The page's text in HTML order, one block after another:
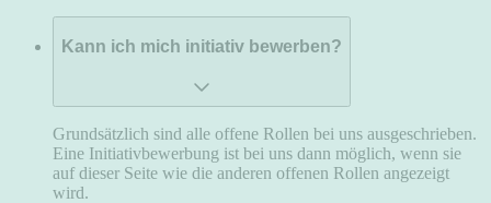
Kann ich mich initiativ bewerben?
Grundsätzlich sind alle offene Rollen bei uns ausgeschrieben.
Eine Initiativbewerbung ist bei uns dann möglich, wenn sie
auf dieser Seite wie die anderen offenen Rollen angezeigt
wird.